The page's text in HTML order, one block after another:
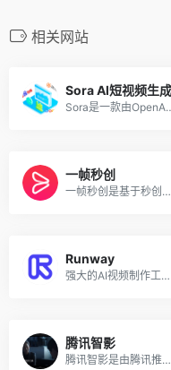
相关网站
Sora Al短视频生成
Sora是一款由OpenAI公司出品的AI人工智能视频生成软件，用户输入语言指令即
一帧秒创
一帧秒创是基于秒创AIGC引擎的智能AI内容生成平台，为创作者和机构提供AI生成服务，包括文字续写、文字转语音、文生图、图文转视频等创作服务，一帧秒创通过对文案、素材、AI语音、字幕等进行智能分析，快速成片，零门槛创作视频
Runway
强大的AI视频制作工具，绿幕抠像、视频合成等
腾讯智影
腾讯智影是由腾讯推出的一款AI智能创作工具，融合了AI数字人、AI文字配音TTS、文章转视频等多项AIGC能力。